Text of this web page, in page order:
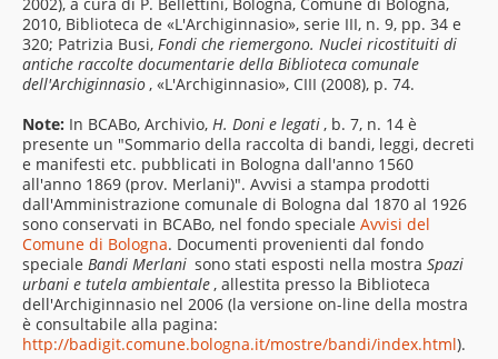
2010, Biblioteca de «L'Archiginnasio», serie III, n. 9, pp. 34 e
320; Patrizia Busi, Fondi che riemergono. Nuclei ricostituiti di
antiche raccolte documentarie della Biblioteca comunale
dell'Archiginnasio, «L'Archiginnasio», CIII (2008), p. 74.
Note: In BCABo, Archivio, H. Doni e legati, b. 7, n. 14 è
presente un "Sommario della raccolta di bandi, leggi, decreti
e manifesti etc. pubblicati in Bologna dall'anno 1560
all'anno 1869 (prov. Merlani)". Avvisi a stampa prodotti
dall'Amministrazione comunale di Bologna dal 1870 al 1926
sono conservati in BCABo, nel fondo speciale Avvisi del
Comune di Bologna. Documenti provenienti dal fondo
speciale Bandi Merlani sono stati esposti nella mostra Spazi
urbani e tutela ambientale, allestita presso la Biblioteca
dell'Archiginnasio nel 2006 (la versione on-line della mostra
è consultabile alla pagina:
http://badigit.comune.bologna.it/mostre/bandi/index.html).